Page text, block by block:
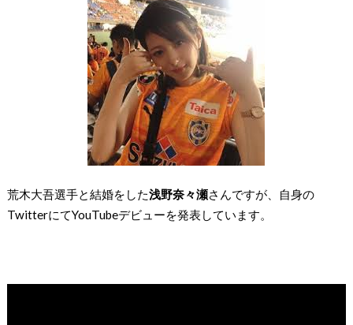
荒木大吾選手と結婚をした浅野奈々瀬さんですが、自身の
TwitterにてYouTubeデビューを発表しています。